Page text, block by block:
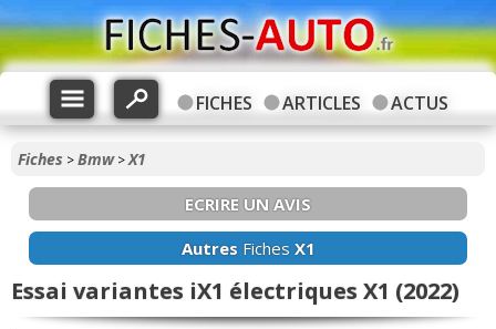
FICHES ARTICLES ACTUS
Fiches >Bmw>X1
ECRIRE UN AVIS
AutresFiches X1
Essai variantes iX1 électriques X1 (2022)